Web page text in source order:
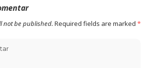
not be published. Required fields are marked *